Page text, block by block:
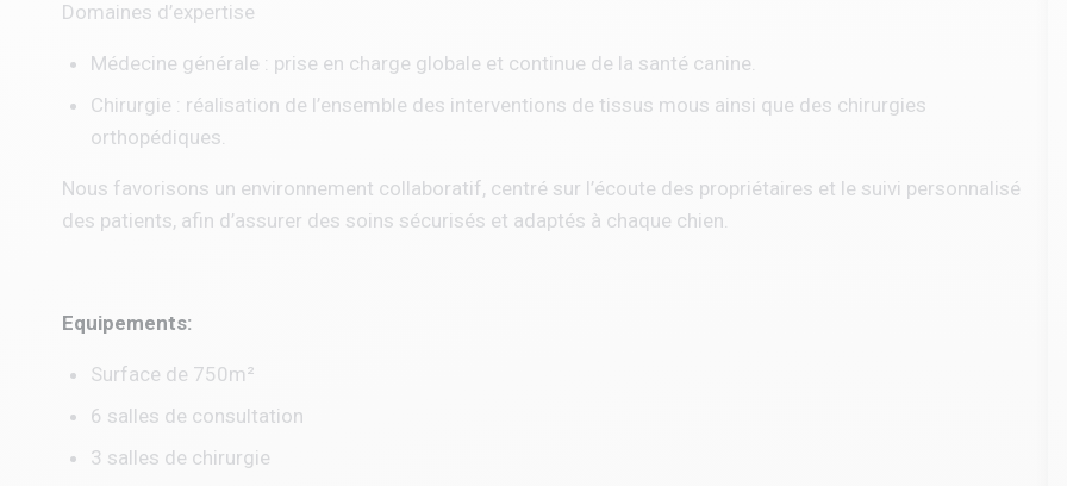
Domaines d’expertise
Médecine générale : prise en charge globale et continue de la santé canine.
Chirurgie : réalisation de l’ensemble des interventions de tissus mous ainsi que des chirurgies
orthopédiques.
Nous favorisons un environnement collaboratif, centré sur l’écoute des propriétaires et le suivi personnalisé
des patients, afin d’assurer des soins sécurisés et adaptés à chaque chien.
Equipements:
Surface de 750m²
6 salles de consultation
3 salles de chirurgie